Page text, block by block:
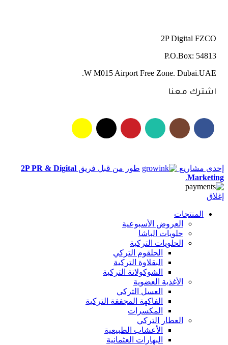
2P Digital FZCO
P.O.Box: 54813
W M015 Airport Free Zone. Dubai.UAE.
اشترك معنا
إحدى مشاريع طور من قبل فريق 2P PR & Digital
Marketing
.
إغلاق
المنتجات
العروض الأسبوعية
حلويات الباشا
الحلويات التركية
الحلقوم التركي
البقلاوة التركية
الشوكولاتة التركية
الأغذية العضوية
العسل التركي
الفاكهة المجففة التركية
المكسرات
العطار التركي
الأعشاب الطبيعية
البهارات العثمانية